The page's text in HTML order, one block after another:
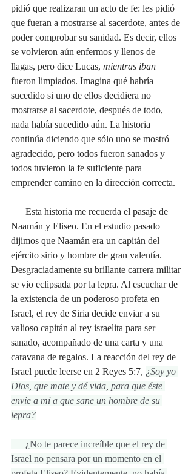
pidió que realizaran un acto de fe: les pidió
que fueran a mostrarse al sacerdote, antes de
poder comprobar su sanidad. Es decir, ellos
se volvieron aún enfermos y llenos de
llagas, pero dice Lucas, mientras iban
fueron limpiados. Imagina qué habría
sucedido si uno de ellos decidiera no
mostrarse al sacerdote, después de todo,
nada había sucedido aún. La historia
continúa diciendo que sólo uno se mostró
agradecido, pero todos fueron sanados y
todos tuvieron la fe suficiente para
emprender camino en la dirección correcta.
Naamán y Eliseo. En el estudio pasado
dijimos que Naamán era un capitán del
ejército sirio y hombre de gran valentía.
Desgraciadamente su brillante carrera militar
se vio eclipsada por la lepra. Al escuchar de
la existencia de un poderoso profeta en
Israel, el rey de Siria decide enviar a su
valioso capitán al rey israelita para ser
sanado, acompañado de una carta y una
caravana de regalos. La reacción del rey de
Israel puede leerse en 2 Reyes 5:7, ¿Soy yo
Dios, que mate y dé vida, para que éste
envíe a mí a que sane un hombre de su
lepra?
¿No te parece increíble que el rey de
Israel no pensara por un momento en el